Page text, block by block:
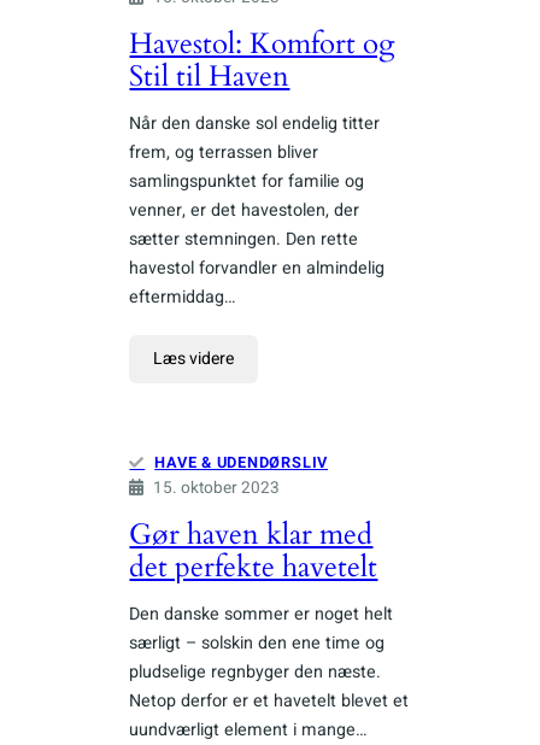
Havestol: Komfort og
Stil til Haven
Når den danske sol endelig titter
frem, og terrassen bliver
samlingspunktet for familie og
venner, er det havestolen, der
sætter stemningen. Den rette
havestol forvandler en almindelig
eftermiddag…
Læs videre
HAVE & UDENDØRSLIV
15. oktober 2023
Gør haven klar med
det perfekte havetelt
Den danske sommer er noget helt
særligt – solskin den ene time og
pludselige regnbyger den næste.
Netop derfor er et havetelt blevet et
uundværligt element i mange…